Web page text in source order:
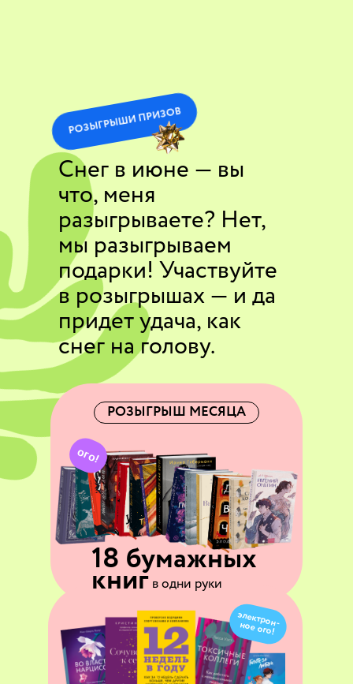
в одни руки
Снег в июне — вы
что, меня
разыгрываете? Нет,
мы разыгрываем
подарки! Участвуйте
в розыгрышах — и да
придет удача, как
снег на голову.
РОЗЫГРЫШ МЕСЯЦА
электрон- ное ого!
ого!
18 бумажных
книг
РОЗЫГРЫШИ ПРИЗОВ